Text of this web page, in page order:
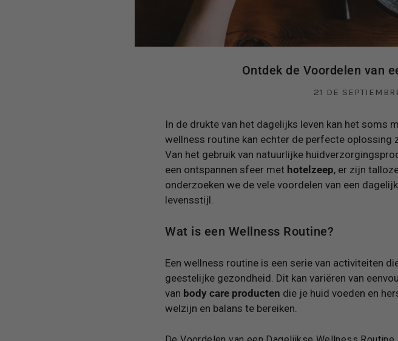
Ontdek de Voordelen van
21 DE
In de drukte van het dagelijks leven kan het
wellness routine kan echter de perfecte
Van het gebruik van natuurlijke
een ontspannen sfeer met hotelzeep, er zijn
onderzoeken we de vele voordelen van een
levensstijl.
Wat is een Wellness Routine?
Een wellness routine is een serie van activiteiten
geestelijke gezondheid. Dit kan variëren van
van body care producten die je huid voeden en
welzijn en balans te bereiken.